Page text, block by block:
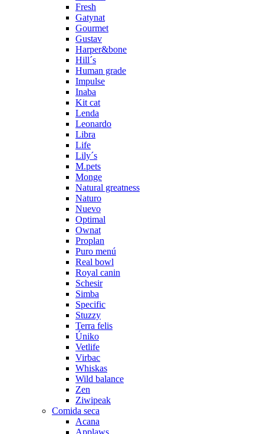
Fresh
Gatynat
Gourmet
Gustav
Harper&bone
Hill´s
Human grade
Impulse
Inaba
Kit cat
Lenda
Leonardo
Libra
Life
Lily´s
M.pets
Monge
Natural greatness
Naturo
Nuevo
Optimal
Ownat
Proplan
Puro menú
Real bowl
Royal canin
Schesir
Simba
Specific
Stuzzy
Terra felis
Úniko
Vetlife
Virbac
Whiskas
Wild balance
Zen
Ziwipeak
Comida seca
Acana
Applaws